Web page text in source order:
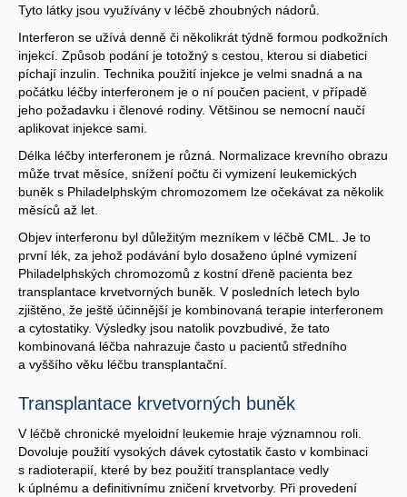
Tyto látky jsou využívány v léčbě zhoubných nádorů.
Interferon se užívá denně či několikrát týdně formou podkožních
injekcí. Způsob podání je totožný s cestou, kterou si diabetici
píchají inzulin. Technika použití injekce je velmi snadná a na
počátku léčby interferonem je o ní poučen pacient, v případě
jeho požadavku i členové rodiny. Většinou se nemocní naučí
aplikovat injekce sami.
Délka léčby interferonem je různá. Normalizace krevního obrazu
může trvat měsíce, snížení počtu či vymizení leukemických
buněk s Philadelphským chromozomem lze očekávat za několik
měsíců až let.
Objev interferonu byl důležitým mezníkem v léčbě CML. Je to
první lék, za jehož podávání bylo dosaženo úplné vymizení
Philadelphských chromozomů z kostní dřeně pacienta bez
transplantace krvetvorných buněk. V posledních letech bylo
zjištěno, že ještě účinnější je kombinovaná terapie interferonem
a cytostatiky. Výsledky jsou natolik povzbudivé, že tato
kombinovaná léčba nahrazuje často u pacientů středního
a vyššího věku léčbu transplantační.
Transplantace krvetvorných buněk
V léčbě chronické myeloidní leukemie hraje významnou roli.
Dovoluje použití vysokých dávek cytostatik často v kombinaci
s radioterapií, které by bez použití transplantace vedly
k úplnému a definitivnímu zničení krvetvorby. Při provedení